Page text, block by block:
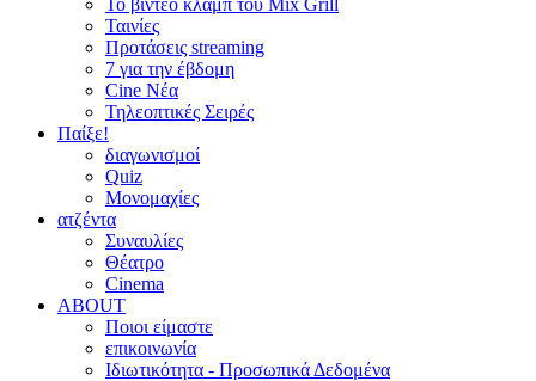
Ταινίες
Προτάσεις streaming
7 για την έβδομη
Cine Νέα
Τηλεοπτικές Σειρές
Παίξε!
διαγωνισμοί
Quiz
Μονομαχίες
ατζέντα
Συναυλίες
Θέατρο
Cinema
ABOUT
Ποιοι είμαστε
επικοινωνία
Ιδιωτικότητα - Προσωπικά Δεδομένα